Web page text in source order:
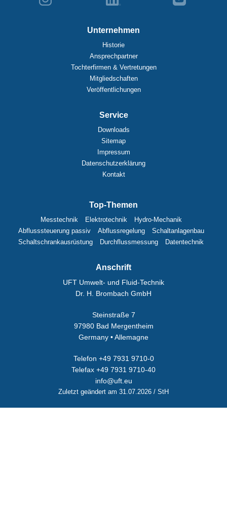
Unternehmen
Historie
Ansprechpartner
Tochterfirmen & Vertretungen
Mitgliedschaften
Veröffentlichungen
Service
Downloads
Sitemap
Impressum
Datenschutzerklärung
Kontakt
Top-Themen
Messtechnik Elektrotechnik
Hydro-Mechanik
Abflusssteuerung passiv
Abflussregelung
Schaltanlagenbau
Schaltschrankausrüstung
Durchflussmessung Datentechnik
Anschrift
UFT Umwelt- und Fluid-Technik
Dr. H. Brombach GmbH
Steinstraße 7
97980 Bad Mergentheim
Germany • Allemagne
Telefon +49 7931 9710-0
Telefax +49 7931 9710-40
info@uft.eu
Zuletzt geändert am 31.07.2026 / StH